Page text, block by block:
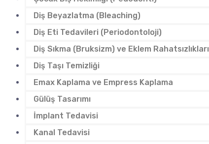
Diş Beyazlatma (Bleaching)
Diş Eti Tedavileri (Periodontoloji)
Diş Sıkma (Bruksizm) ve Eklem Rahatsızlıkları
Diş Taşı Temizliği
Emax Kaplama ve Empress Kaplama
Gülüş Tasarımı
İmplant Tedavisi
Kanal Tedavisi